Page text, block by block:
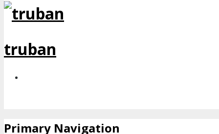
truban
Primary Navigation